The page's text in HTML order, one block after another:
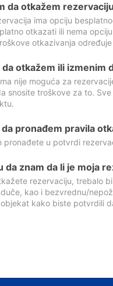
da otkažem
ima opciju
otkazati ili nema
otkazivanja
da otkažem ili izmenim
nije moguća za
snosite troškove za to.
pronađem pravila
pronađete u potvrdi
da znam da li je moja
rezervaciju, trebalo
kao i bezvrednu/
kako biste potvrdili